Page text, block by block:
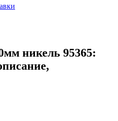
никель 95365: